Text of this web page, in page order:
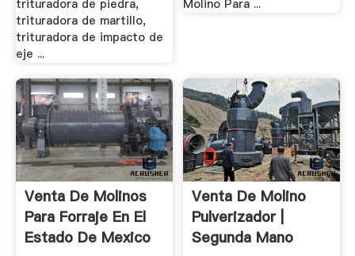
trituradora de piedra,
trituradora de martillo,
trituradora de impacto de
eje ...
Molino Para ...
Venta De Molinos
Para Forraje En El
Estado De Mexico
Venta De Molino
Pulverizador |
Segunda Mano